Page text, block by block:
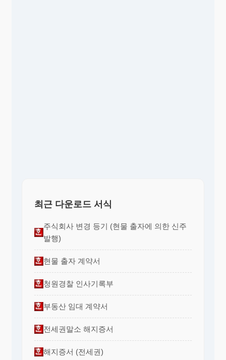
최근 다운로드 서식
주식회사 변경 등기 (현물 출자에 의한 신주
발행)
현물 출자 계약서
청원경찰 인사기록부
부동산 임대 계약서
전세권말소 해지증서
해지증서 (전세권)